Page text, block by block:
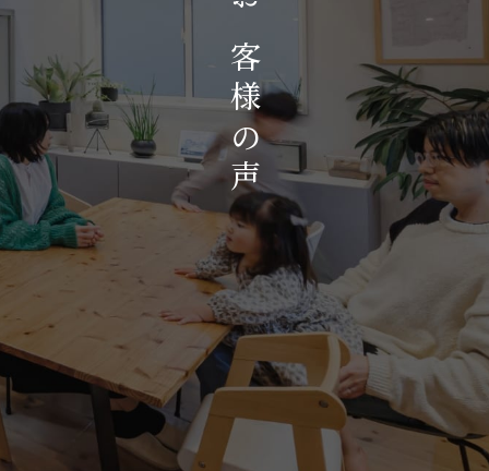
お
客
様
の
声
お知らせ・イベント
会社概要・アクセス
スタッフ紹介
プライバシーポリシー
賃貸管理サイトはこちら